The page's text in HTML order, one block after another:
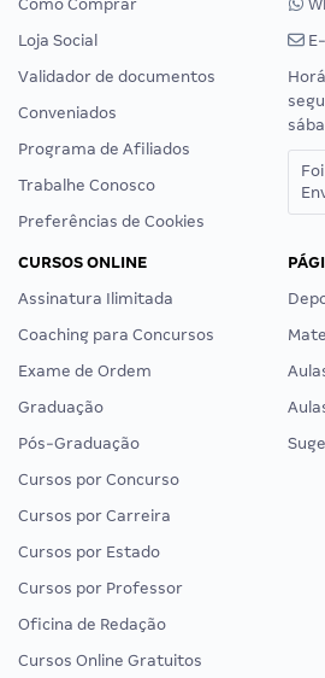
Como Comprar
Loja Social
Validador de documentos
Conveniados
Programa de Afiliados
Trabalhe Conosco
Preferências de Cookies
CURSOS ONLINE
Assinatura Ilimitada
Coaching para Concursos
Exame de Ordem
Graduação
Pós-Graduação
Cursos por Concurso
Cursos por Carreira
Cursos por Estado
Cursos por Professor
Oficina de Redação
Cursos Online Gratuitos